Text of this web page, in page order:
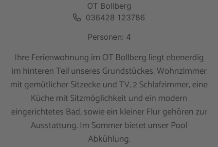
OT Bollberg
036428 123786
Personen: 4
Ihre Ferienwohnung im OT Bollberg liegt ebenerdig
im hinteren Teil unseres Grundstückes. Wohnzimmer
mit gemütlicher Sitzecke und TV, 2 Schlafzimmer, eine
Küche mit Sitzmöglichkeit und ein modern
eingerichtetes Bad, sowie ein kleiner Flur gehören zur
Ausstattung. Im Sommer bietet unser Pool
Abkühlung.